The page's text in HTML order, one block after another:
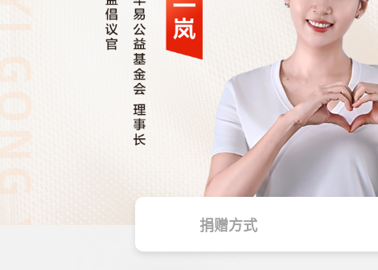
基金会章程制度
资质证书
公开采购及招募
捐赠方式